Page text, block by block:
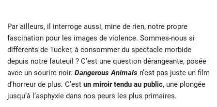
Par ailleurs, il interroge aussi, mine de rien, notre propre
fascination pour les images de violence. Sommes-nous si
différents de Tucker, à consommer du spectacle morbide
depuis notre fauteuil ? C’est une question dérangeante, posée
avec un sourire noir. Dangerous Animals n’est pas juste un film
d’horreur de plus. C’est un miroir tendu au public, une plongée
jusqu’à l’asphyxie dans nos peurs les plus primaires.